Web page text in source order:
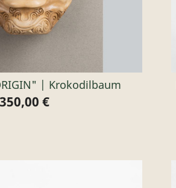
| Krokodilbaum
Preis
350,00 €